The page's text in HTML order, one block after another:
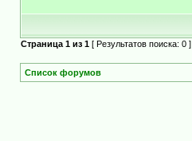
Страница 1 из 1 [ Результатов поиска: 0 ]
Список форумов